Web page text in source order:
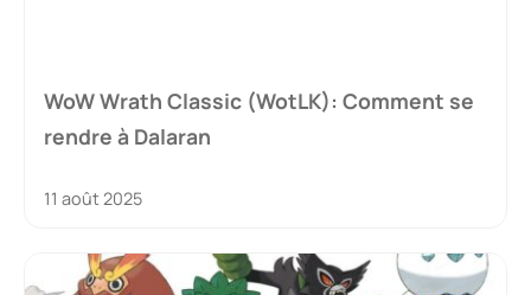
WoW Wrath Classic (WotLK): Comment se
rendre à Dalaran
11 août 2025